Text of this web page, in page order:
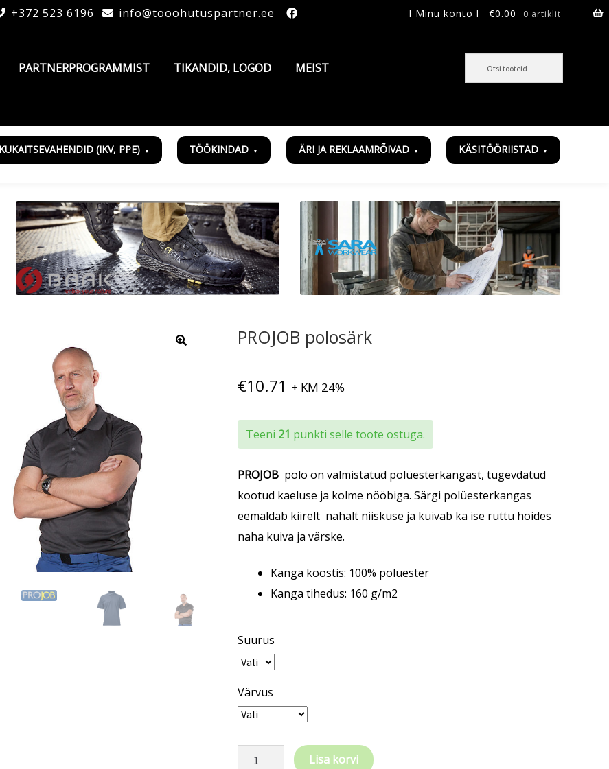
€0.00 0 artiklit
+372 523 6196 info@tooohutuspartner.ee l Minu konto l
PARTNERPROGRAMMIST TIKANDID, LOGOD MEIST
(IKV, PPE) TÖÖKINDAD ÄRI JA REKLAAMRÕIVAD KÄSITÖÖRIISTAD
PROJOB polosärk
€10.71 + KM 24%
Teeni 21 punkti selle toote ostuga.
PROJOB polo on valmistatud polüesterkangast, tugevdatud
kootud kaeluse ja kolme nööbiga. Särgi polüesterkangas
eemaldab kiirelt nahalt niiskuse ja kuivab ka ise ruttu hoides
naha kuiva ja värske.
Kanga koostis: 100% polüester
Kanga tihedus: 160 g/m2
Suurus
Värvus
PROJOB
Lisa korvi